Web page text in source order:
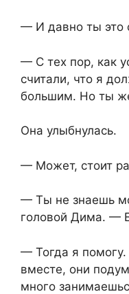
— И давно ты это
— С тех пор, как
считали, что я
большим. Но ты
Она улыбнулась.
— Может, стоит
— Ты не знаешь
головой Дима. —
— Тогда я
вместе, они
много